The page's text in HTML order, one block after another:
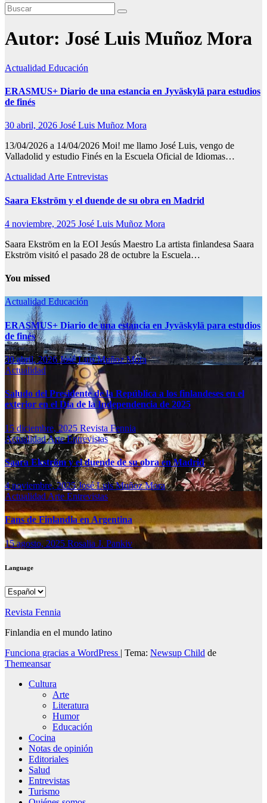
Autor: José Luis Muñoz Mora
Actualidad Educación
ERASMUS+ Diario de una estancia en Jyväskylä para estudios
de finés
30 abril, 2026 José Luis Muñoz Mora
13/04/2026 a 14/04/2026 Moi! me llamo José Luis, vengo de
Valladolid y estudio Finés en la Escuela Oficial de Idiomas…
ActualidadArte Entrevistas
Saara Ekström y el duende de su obra en Madrid
4 noviembre, 2025 José Luis Muñoz Mora
Saara Ekström en la EOI Jesús Maestro La artista finlandesa Saara
Ekström visitó el pasado 28 de octubre la Escuela…
You missed
Actualidad Educación
ERASMUS+ Diario de una estancia en Jyväskylä para estudios
de finés
30 abril, 2026José Luis Muñoz Mora
Actualidad
Saludo del Presidente de la República a los finlandeses en el
exterior en el Día de la Independencia de 2025
15 diciembre, 2025 Revista Fennia
ActualidadArteEntrevistas
Saara Ekström y el duende de su obra en Madrid
4 noviembre, 2025José Luis Muñoz Mora
ActualidadArte Entrevistas
Fans de Finlandia en Argentina
15 agosto, 2025 Rosalia J. Pankiv
Language
Language
Revista Fennia
Finlandia en el mundo latino
Funciona gracias a WordPress | Tema: Newsup Child de
Themeansar
Cultura
Arte
Literatura
Humor
Educación
Cocina
Notas de opinión
Editoriales
Salud
Entrevistas
Turismo